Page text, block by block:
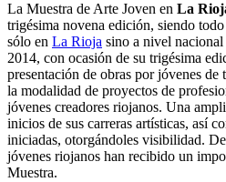
La Muestra de Arte Joven en La
trigésima novena edición, siendo
sólo en La Rioja sino a nivel nacional
2014, con ocasión de su trigésima
presentación de obras por jóvenes de
la modalidad de proyectos de
jóvenes creadores riojanos. Una
inicios de sus carreras artísticas, así
iniciadas, otorgándoles visibilidad.
jóvenes riojanos han recibido un
Muestra.